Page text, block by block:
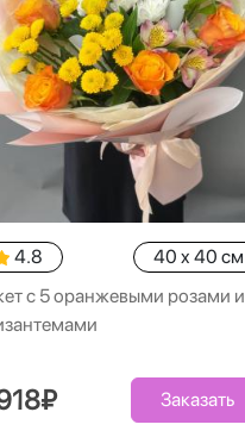
4.8
40 x 40 см
с 5 оранжевыми розами и
Заказать